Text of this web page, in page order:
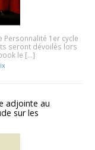
Personnalité 1er cycle
seront dévoilés lors
le […]
adjointe au
sur les